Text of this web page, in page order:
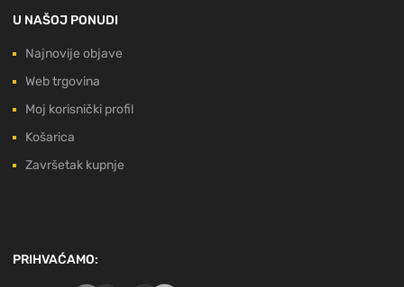
U NAŠOJ PONUDI
Najnovije objave
Web trgovina
Moj korisnički profil
Košarica
Završetak kupnje
PRIHVAĆAMO: